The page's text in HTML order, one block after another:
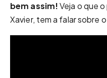
bem assim!Veja o que
Xavier, tem a falar sobre